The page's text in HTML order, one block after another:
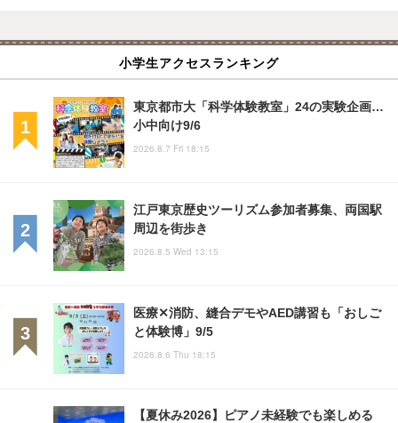
小学生アクセスランキング
東京都市大「科学体験教室」24の実験企画…
小中向け9/6
2026.8.7 Fri 18:15
江戸東京歴史ツーリズム参加者募集、両国駅
周辺を街歩き
2026.8.5 Wed 13:15
医療✕消防、縫合デモやAED講習も「おしご
と体験博」9/5
2026.8.6 Thu 18:15
【夏休み2026】ピアノ未経験でも楽しめる